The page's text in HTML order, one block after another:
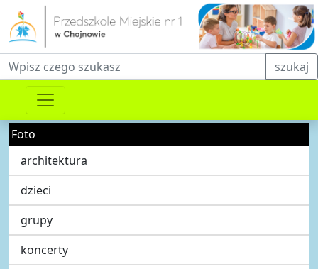
Fraza do wyszukiwania szukaj
Foto
architektura
dzieci
grupy
koncerty